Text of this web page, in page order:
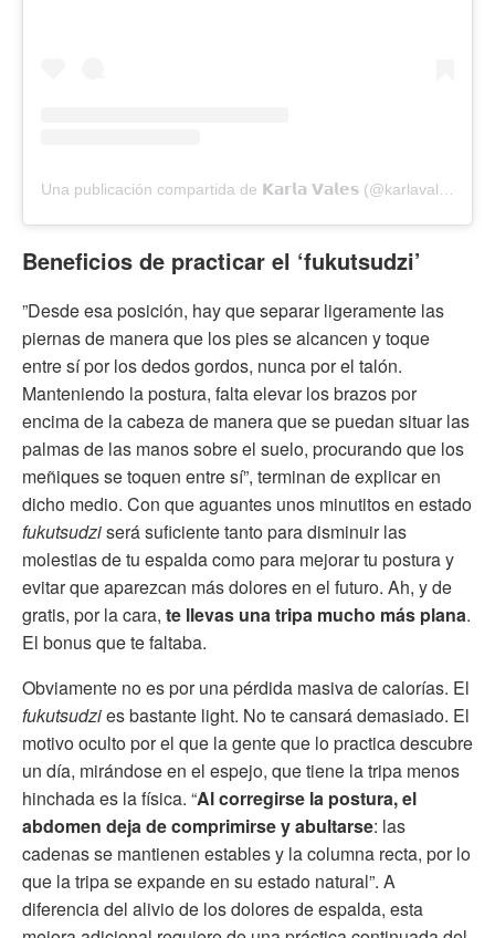
Beneficios de practicar el ‘fukutsudzi’
”Desde esa posición, hay que separar ligeramente las
piernas de manera que los pies se alcancen y toque
entre sí por los dedos gordos, nunca por el talón.
Manteniendo la postura, falta elevar los brazos por
encima de la cabeza de manera que se puedan situar las
palmas de las manos sobre el suelo, procurando que los
meñiques se toquen entre sí”, terminan de explicar en
dicho medio. Con que aguantes unos minutitos en estado
fukutsudziserá suficiente tanto para disminuir las
molestias de tu espalda como para mejorar tu postura y
evitar que aparezcan más dolores en el futuro. Ah, y de
gratis, por la cara, te llevas una tripa mucho más plana.
El bonus que te faltaba.
Obviamente no es por una pérdida masiva de calorías. El
fukutsudzies bastante light. No te cansará demasiado. El
motivo oculto por el que la gente que lo practica descubre
un día, mirándose en el espejo, que tiene la tripa menos
hinchada es la física. “Al corregirse la postura, el
abdomen deja de comprimirse y abultarse: las
cadenas se mantienen estables y la columna recta, por lo
que la tripa se expande en su estado natural”. A
diferencia del alivio de los dolores de espalda, esta